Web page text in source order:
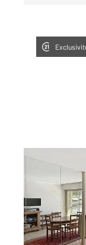
,
Ref : 40854